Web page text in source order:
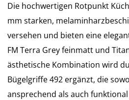
Die hochwertigen Rotpunkt
mm starken,
versehen und bieten eine
FM Terra Grey feinmatt und
ästhetische Kombination wird
Bügelgriffe 492 ergänzt, die
ansprechend als auch